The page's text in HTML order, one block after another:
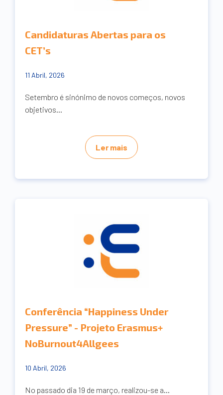
Candidaturas Abertas para os
CET’s
11 Abril, 2026
Setembro é sinónimo de novos começos, novos
objetivos...
Ler mais
Conferência “Happiness Under
Pressure” - Projeto Erasmus+
NoBurnout4Allgees
10 Abril, 2026
No passado dia 19 de março, realizou-se a...